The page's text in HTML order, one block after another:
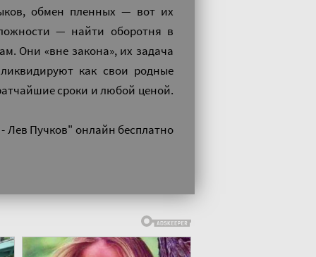
обмен пленных — вот их
— найти оборотня в
Они «вне закона», их задача
как свои родные
сроки и любой ценой.
Лев Пучков" онлайн бесплатно